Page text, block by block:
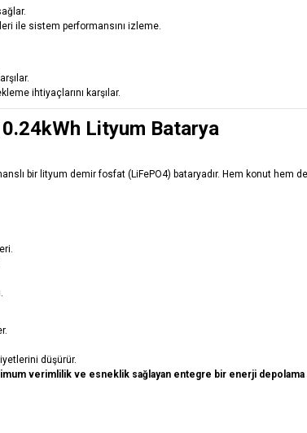
ile sistem performansını izleme.
ihtiyaçlarını karşılar.
Lityum Batarya
bir lityum demir fosfat (LiFePO4) bataryadır. Hem konut hem
düşürür.
verimlilik ve esneklik sağlayan entegre bir enerji